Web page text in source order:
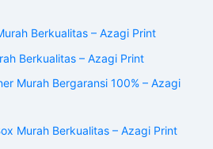
Berkualitas – Azagi Print
Berkualitas – Azagi Print
Murah Bergaransi 100% – Azagi
Murah Berkualitas – Azagi Print